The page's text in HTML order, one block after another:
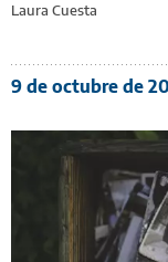
Laura Cuesta
9 de octubre de